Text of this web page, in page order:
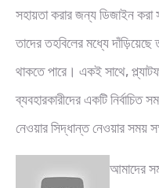
সহায়তা করার জন্য ডিজাইন
তাদের তহবিলের মধ্যে
থাকতে পারে। একই সাথে,
ব্যবহারকারীদের একটি নির্বাচিত
নেওয়ার সিদ্ধান্ত নেওয়ার সময়
আমাদের